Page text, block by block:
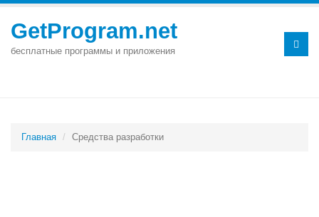
GetProgram.net
бесплатные программы и приложения
Главная Средства разработки